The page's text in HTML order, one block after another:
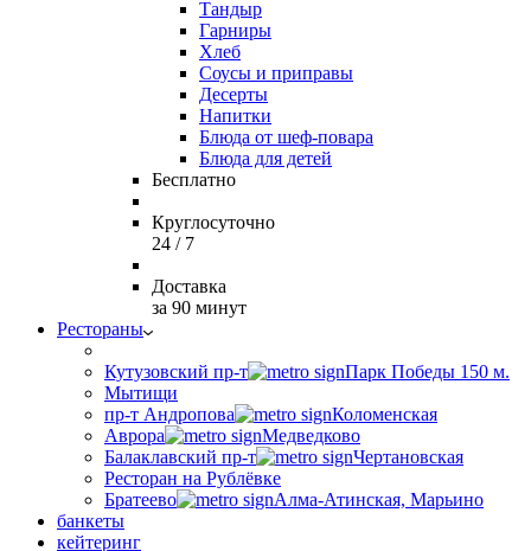
Тандыр
Гарниры
Хлеб
Соусы и приправы
Десерты
Напитки
Блюда от шеф-повара
Блюда для детей
Бесплатно
Круглосуточно
24 / 7
Доставка
за 90 минут
Рестораны
Кутузовский пр-т
Парк Победы 150 м.
Мытищи
пр-т Андропова
Коломенская
Аврора
Медведково
Балаклавский пр-т
Чертановская
Ресторан на Рублёвке
Братеево
Алма-Атинская, Марьино
банкеты
кейтеринг